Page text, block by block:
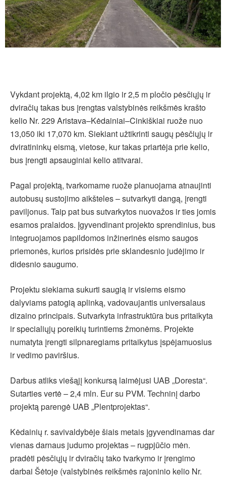
Vykdant projektą, 4,02 km ilgio ir 2,5 m pločio pėsčiųjų ir
dviračių takas bus įrengtas valstybinės reikšmės krašto
kelio Nr. 229 Aristava–Kėdainiai–Cinkiškiai ruože nuo
13,050 iki 17,070 km. Siekiant užtikrinti saugų pėsčiųjų ir
dviratininkų eismą, vietose, kur takas priartėja prie kelio,
bus įrengti apsauginiai kelio atitvarai.
Pagal projektą, tvarkomame ruože planuojama atnaujinti
autobusų sustojimo aikšteles – sutvarkyti dangą, įrengti
paviljonus. Taip pat bus sutvarkytos nuovažos ir ties jomis
esamos pralaidos. Įgyvendinant projekto sprendinius, bus
integruojamos papildomos inžinerinės eismo saugos
priemonės, kurios prisidės prie sklandesnio judėjimo ir
didesnio saugumo.
Projektu siekiama sukurti saugią ir visiems eismo
dalyviams patogią aplinką, vadovaujantis universalaus
dizaino principais. Sutvarkyta infrastruktūra bus pritaikyta
ir specialiųjų poreikių turintiems žmonėms. Projekte
numatyta įrengti silpnaregiams pritaikytus įspėjamuosius
ir vedimo paviršius.
Darbus atliks viešąjį konkursą laimėjusi UAB „Doresta“.
Sutarties vertė – 2,4 mln. Eur su PVM. Techninį darbo
projektą parengė UAB „Plentprojektas“.
Kėdainių r. savivaldybėje šiais metais įgyvendinamas dar
vienas darnaus judumo projektas – rugpjūčio mėn.
pradėti pėsčiųjų ir dviračių tako tvarkymo ir įrengimo
darbai Šėtoje (valstybinės reikšmės rajoninio kelio Nr.